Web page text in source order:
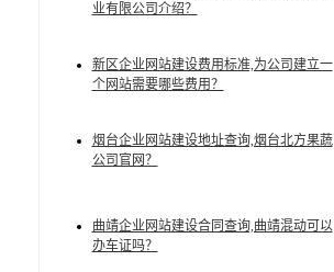
业有限公司介绍？
新区企业网站建设费用标准,为公司建立一
个网站需要哪些费用？
烟台企业网站建设地址查询,烟台北方果蔬
公司官网？
曲靖企业网站建设合同查询,曲靖混动可以
办车证吗？